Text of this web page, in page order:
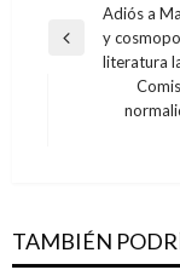
Navegación
de
entradas
Entrada
anterior
Adiós a
y
literatura
Entrada
TAMBIÉN